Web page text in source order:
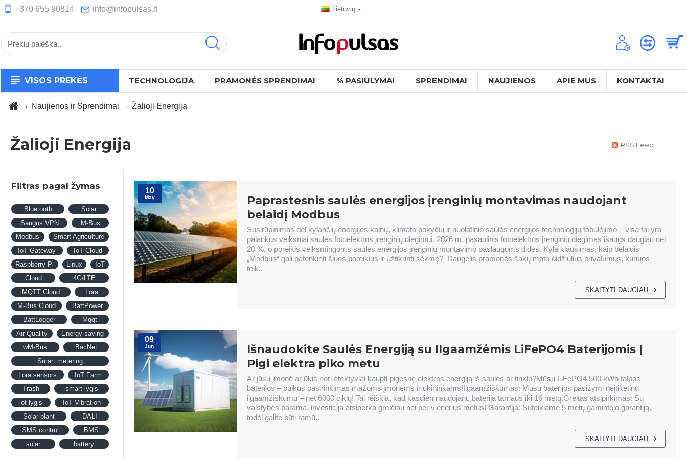
+370 655 90814 info@infopulsas.lt Lietuvių
VISOS PREKĖS TECHNOLOGIJA PRAMONĖS SPRENDIMAI % PASIŪLYMAI SPRENDIMAI NAUJIENOS APIE MUS KONTAKTAI
Naujienos ir Sprendimai Žalioji Energija
Žalioji Energija RSS Feed
Filtras pagal žymas
Bluetooth
Solar
Saugus VPN
M-Bus
Modbus
Smart Agriculture
IoT Gateway
IoT Cloud
Raspberry Pi
Linux
IoT
Cloud
4G/LTE
MQTT Cloud
Lora
M-Bus Cloud
BattPower
BattLogger
Mqqt
Air Quality
Energy saving
wM-Bus
BacNet
Smart metering
Lora sensors
IoT Farm
Trash
smart lygis
iot lygis
IoT Vibration
Solar plant
DALI
SMS control
BMS
solar
battery
10
May
Paprastesnis saulės energijos įrenginių montavimas naudojant
belaidį Modbus
Susirūpinimas dėl kylančių energijos kainų, klimato pokyčių ir nuolatinio saulės energijos technologijų tobulėjimo – visa tai yra
palankūs veiksniai saulės fotoelektros įrenginių diegimui. 2026 m. pasaulinis fotoelektros įrenginių diegimas išaugs daugiau nei
20 %, o poreikis veiksmingoms saulės energijos įrenginių montavimo paslaugoms didės. Kyla klausimas, kaip belaidis
„Modbus“ gali patenkinti šiuos poreikius ir užtikrinti sėkmę? Daugelis pramonės šakų mato didžiulius privalumus, kuriuos
teik..
SKAITYTI DAUGIAU
09
Jun
Išnaudokite Saulės Energiją su Ilgaamžėmis LiFePO4 Baterijomis |
Pigi elektra piko metu
Ar jūsų įmonė ar ūkis nori efektyviai kaupti pigesnę elektros energiją iš saulės ar tinklo?Mūsų LiFePO4 500 kWh talpos
baterijos – puikus pasirinkimas mažoms įmonėms ir ūkininkams!Ilgaamžiškumas: Mūsų baterijos pasižymi neįtikėtinu
ilgaamžiškumu – net 6000 ciklų! Tai reiškia, kad kasdien naudojant, baterija tarnaus iki 16 metų.Greitas atsipirkimas: Su
valstybės parama, investicija atsiperka greičiau nei per vienerius metus! Garantija: Suteikiame 5 metų gamintojo garantiją,
todėl galite būti ramū..
SKAITYTI DAUGIAU